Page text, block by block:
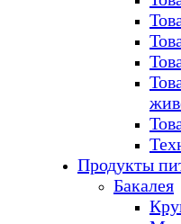
Продукты
Бакалея